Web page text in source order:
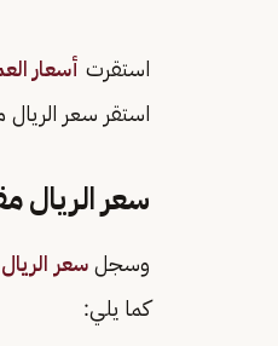
استقرت أسعار
استقر سعر الريال
سعر الريال
وسجلسعر
كما يلي: